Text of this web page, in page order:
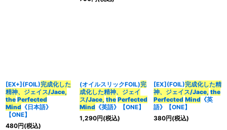
[EX+](FOIL)完成化した
精神、ジェイス/Jace,
the Perfected
Mind 《日本語》
【ONE】
480円(税込)
(オイルスリックFOIL)完
成化した精神、ジェイ
ス/Jace, the Perfected
Mind《英語》【ONE】
1,290円(税込)
[EX](FOIL)完成化した精
神、ジェイス/Jace, the
Perfected Mind《英
語》【ONE】
380円(税込)